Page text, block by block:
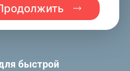
быстрой